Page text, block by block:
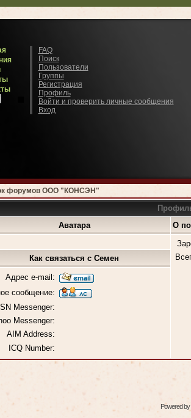
FAQ
Поиск
Пользователи
Группы
Регистрация
Профиль
Войти и проверить личные сообщения
Вход
форумов ООО "КОНСЭН"
Аватара
О
Как связаться с Семен
Адрес e-mail:
сообщение:
Messenger:
Messenger:
AIM Address:
ICQ Number:
Powered by